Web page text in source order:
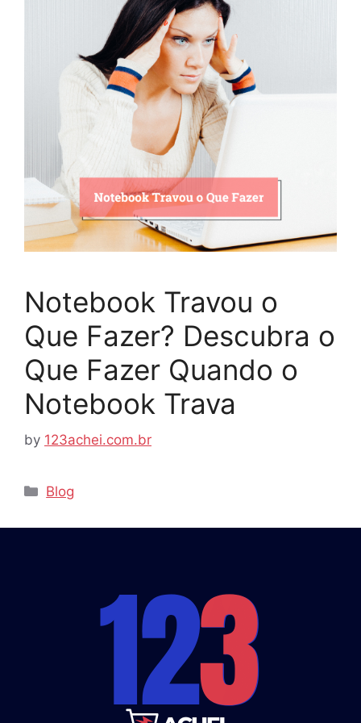
Notebook Travou o
Que Fazer? Descubra o
Que Fazer Quando o
Notebook Trava
by 123achei.com.br
Categories
Blog